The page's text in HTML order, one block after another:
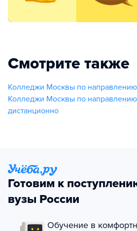
Смотрите также
Колледжи Москвы по направлению
Колледжи Москвы по направлению
дистанционно
Готовим к
вузы России
Обучение в